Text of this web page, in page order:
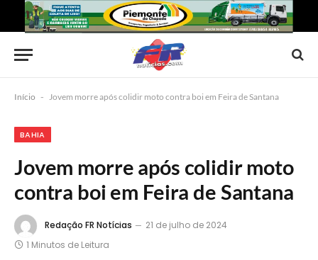
Início - Jovem morre após colidir moto contra boi em Feira de Santana
BAHIA
Jovem morre após colidir moto
contra boi em Feira de Santana
Redação FR Notícias
21 de julho de 2024
1 Minutos de Leitura